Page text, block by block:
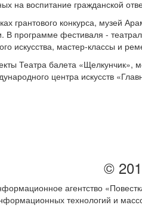
на воспитание гражданской
грантового конкурса, музей
программе фестиваля -
искусства, мастер-классы и
Театра балета
центра искусств
©
агентство
технологий и